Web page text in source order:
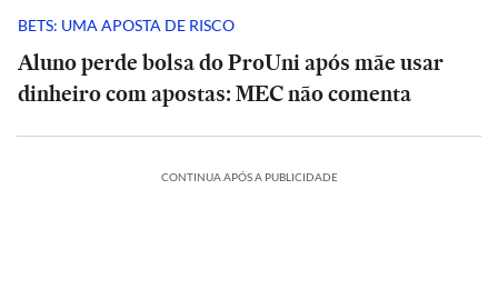
BETS: UMA APOSTA DE RISCO
Aluno perde bolsa do ProUni após mãe usar
dinheiro com apostas: MEC não comenta
CONTINUA APÓS A PUBLICIDADE